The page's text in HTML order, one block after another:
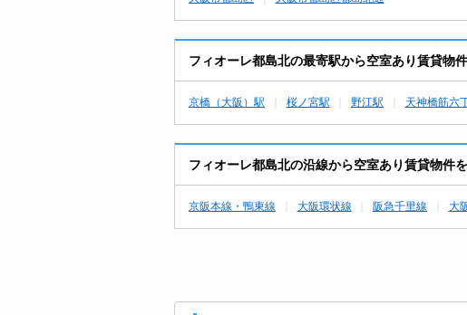
フィオーレ都島北の最寄駅から空室あり賃貸物
京橋（大阪）駅 桜ノ宮駅 野江駅 天神橋筋六
フィオーレ都島北の沿線から空室あり賃貸物件
京阪本線・鴨東線 大阪環状線 阪急千里線 大